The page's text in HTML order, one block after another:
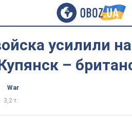
усилили
–
War
3,2 т.